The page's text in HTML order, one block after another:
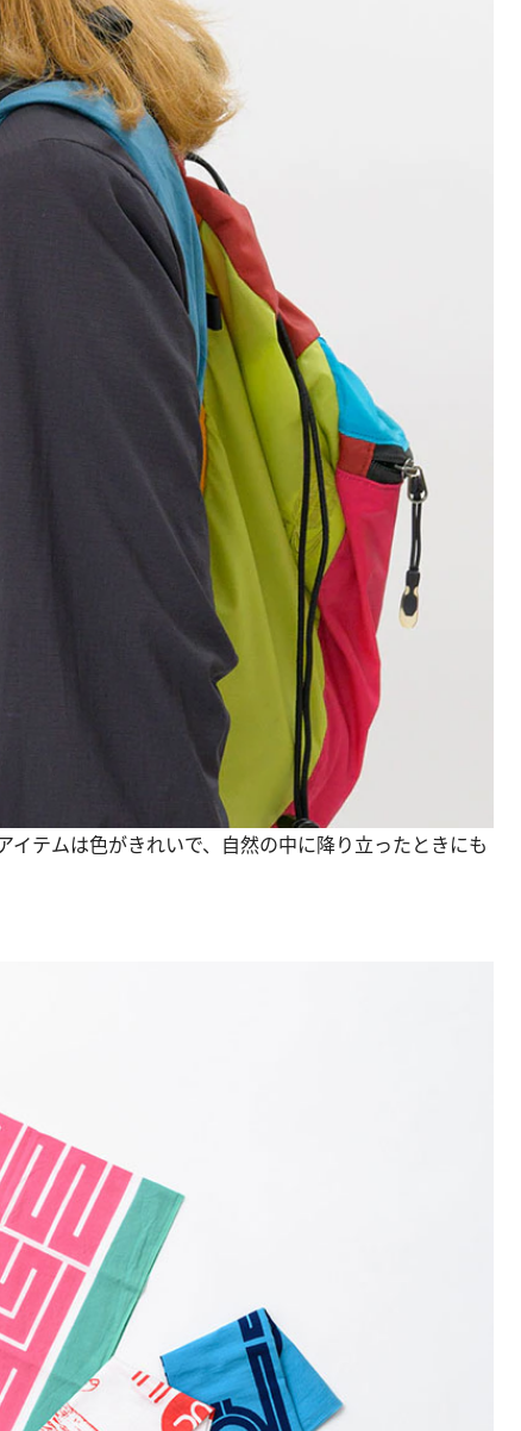
テムは色がきれいで、自然の中に降り立ったときにも